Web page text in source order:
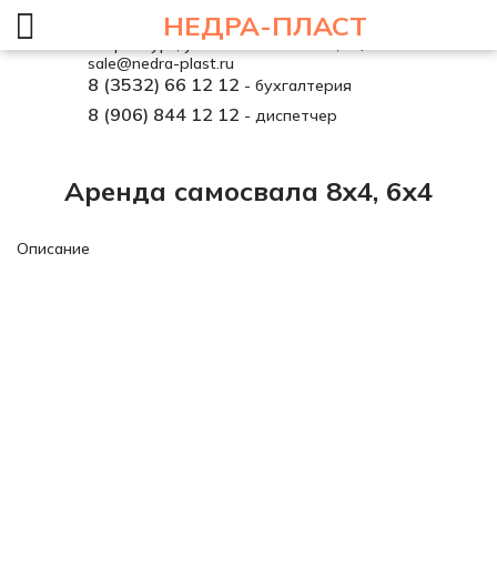
г. Оренбург, ул. Автомобилистов, 37/1
sale@nedra-plast.ru
8 (3532) 66 12 12 - бухгалтерия
8 (906) 844 12 12 - диспетчер
Аренда самосвала 8х4, 6х4
Описание
НЕДРА-ПЛАСТ